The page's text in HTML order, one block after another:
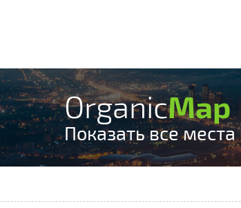
OrganicMap
Показать все